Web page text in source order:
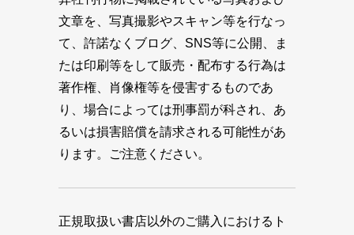
文章を、写真撮影やスキャン等を行なっ
て、許諾なくブログ、SNS等に公開、ま
たは印刷等をして販売・配布する行為は
著作権、肖像権等を侵害するものであ
り、場合によっては刑事罰が科され、あ
るいは損害賠償を請求される可能性があ
ります。ご注意ください。
正規取扱い書店以外のご購入におけるト